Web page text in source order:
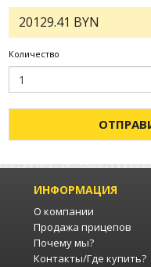
20129.41 BYN
Количество
ИНФОРМАЦИЯ
О компании
Продажа прицепов
Почему мы?
Контакты/Где купить?